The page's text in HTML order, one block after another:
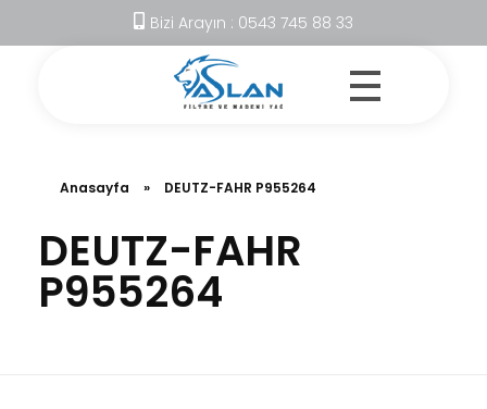
Bizi Arayın : 0543 745 88 33
Anasayfa » DEUTZ-FAHR P955264
DEUTZ-FAHR
P955264